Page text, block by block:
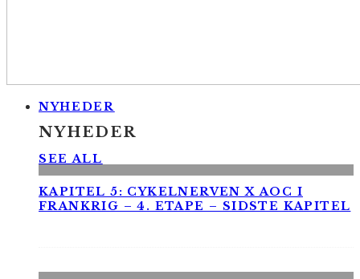
NYHEDER
NYHEDER
SEE ALL
KAPITEL 5: CYKELNERVEN X AOC I
FRANKRIG – 4. ETAPE – SIDSTE KAPITEL